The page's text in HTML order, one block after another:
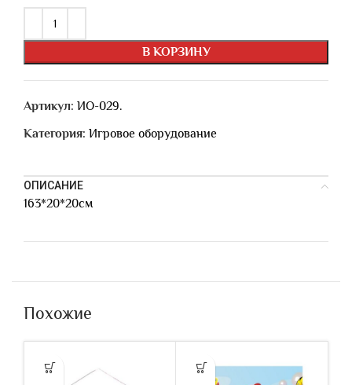
В КОРЗИНУ
Артикул: ИО-029.
Категория: Игровое оборудование
ОПИСАНИЕ
163*20*20см
Похожие